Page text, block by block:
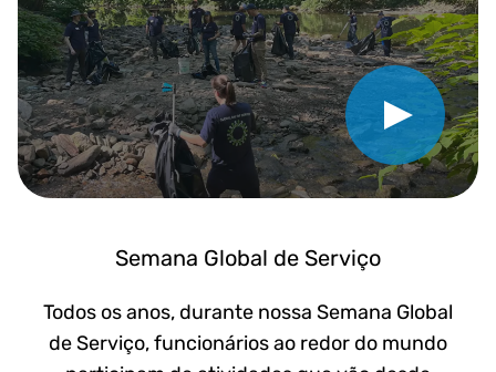
Reproduzir vídeo
Semana Global de Serviço
Todos os anos, durante nossa Semana Global
de Serviço, funcionários ao redor do mundo